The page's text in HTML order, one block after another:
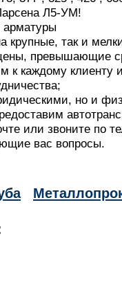
Л5-УМ!
арматуры
крупные, так и
превышающие
к каждому клиенту
но и
или звоните по
вас вопросы.